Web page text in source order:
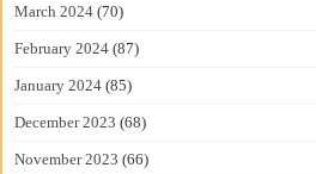
March 2024 (70)
February 2024 (87)
January 2024 (85)
December 2023 (68)
November 2023 (66)